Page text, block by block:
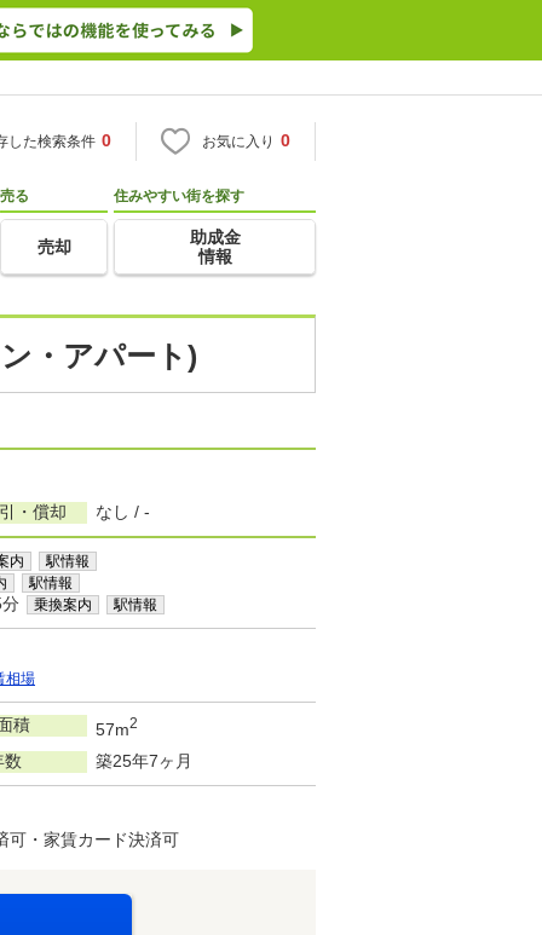
した検索条件 0 お気に入り 0
売る
売却
住みやすい街を探す
助成金
情報
・アパート)
・償却 なし / -
内 駅情報
駅情報
乗換案内 駅情報
相場
積 57m2
数 築25年7ヶ月
可・家賃カード決済可